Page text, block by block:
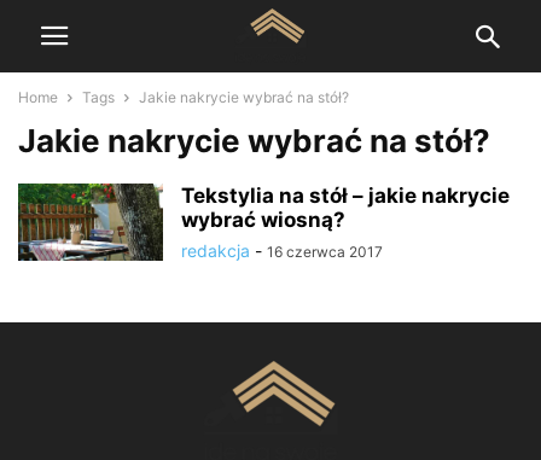
Home Tags Jakie nakrycie wybrać na stół?
Jakie nakrycie wybrać na stół?
Tekstylia na stół – jakie nakrycie
wybrać wiosną?
redakcja - 16 czerwca 2017